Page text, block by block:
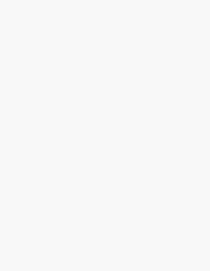
Youtubessa
välilehdessä